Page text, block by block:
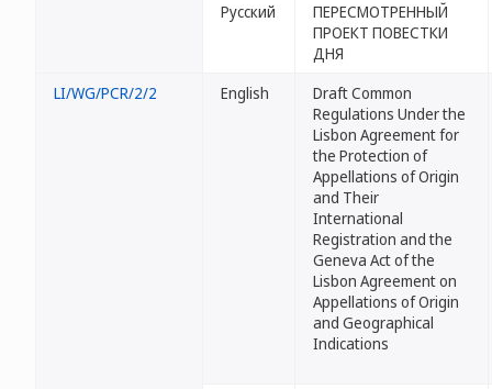
Русский
ПЕРЕСМОТРЕННЫЙ
ПРОЕКТ ПОВЕСТКИ
ДНЯ
LI/WG/PCR/2/2
English
Draft Common
Regulations Under the
Lisbon Agreement for
the Protection of
Appellations of Origin
and Their
International
Registration and the
Geneva Act of the
Lisbon Agreement on
Appellations of Origin
and Geographical
Indications